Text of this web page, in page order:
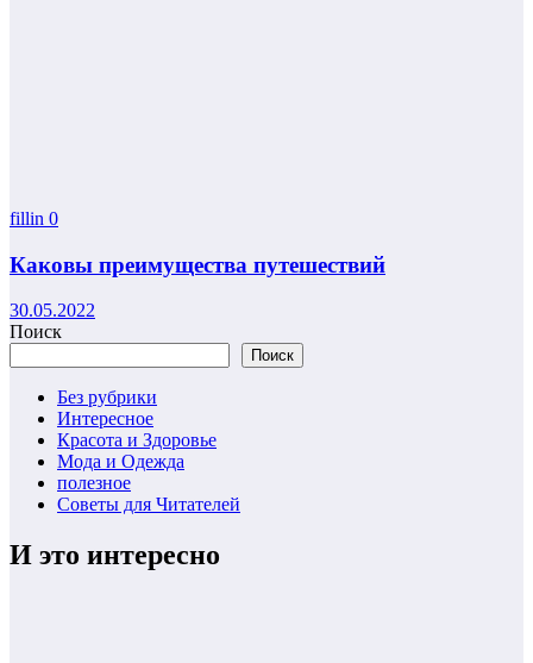
fillin 0
Каковы преимущества путешествий
30.05.2022
Поиск
Поиск
Без рубрики
Интересное
Красота и Здоровье
Мода и Одежда
полезное
Советы для Читателей
И это интересно